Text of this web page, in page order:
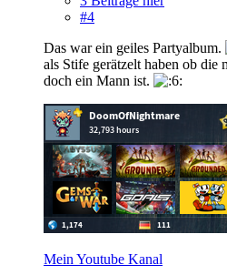
#4
Das war ein geiles Partyalbum.
als Stife gerätzelt haben ob die
doch ein Mann ist.
Mein Youtube Kanal